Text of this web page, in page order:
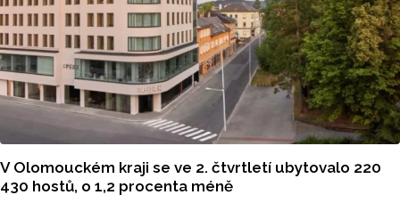
V Olomouckém kraji se ve 2. čtvrtletí ubytovalo 220
430 hostů, o 1,2 procenta méně